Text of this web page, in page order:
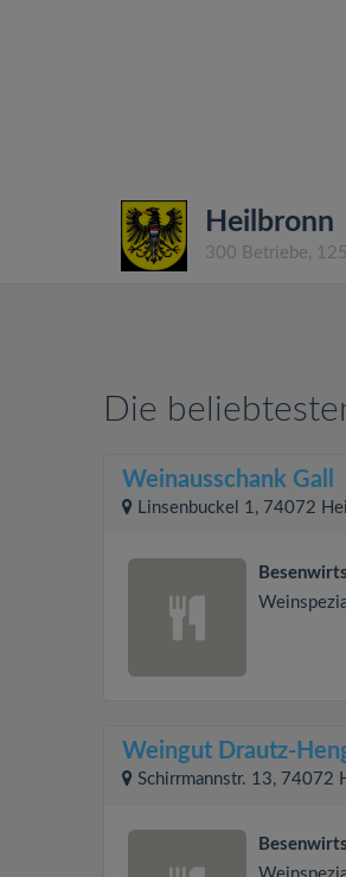
Heilbronn
300 Betriebe,
Die
Weinausschank Gall
Linsenbuckel 1, 74072
Weingut Drautz-
Schirrmannstr. 13, 74072